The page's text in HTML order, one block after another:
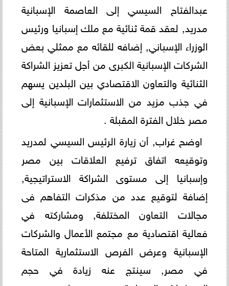
عبدالفتاح السيسي إلى العاصمة الإسبانية
مدريد, لعقد قمة ثنائية مع ملك إسبانيا ورئيس
الوزراء الإسباني, إضافه للقائه مع ممثلي بعض
الشركات الإسبانية الكبرى من أجل تعزيز الشراكة
الثنائية والتعاون الاقتصادي بين البلدين يسهم
في جذب مزيد من الاستثمارات الإسبانية إلى
مصر خلال الفترة المقبلة .
اوضح غراب, أن زيارة الرئيس السيسي لمدريد
وتوقيعه اتفاق ترفيع العلاقات بين مصر
وإسبانيا إلى مستوى الشراكة الاستراتيجية,
إضافة لتوقيع عدد من مذكرات التفاهم فى
مجالات التعاون المختلفة, ومشاركته في
فعالية اقتصادية مع مجتمع الأعمال والشركات
الإسبانية وعرض الفرص الاستثمارية المتاحة
في مصر, سينتج عنه زيادة في حجم